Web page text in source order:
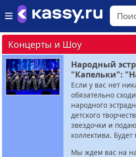
Концерты и Шоу
Народный
"Капельки":
Если у вас нет
обязательно
народного
детского
звездочки и
коллектива.
Мы ждем вас на